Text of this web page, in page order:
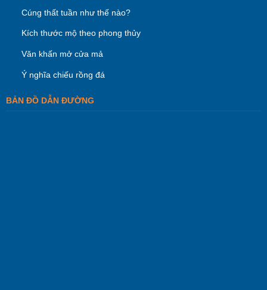
Cúng thất tuần như thế nào?
Kích thước mộ theo phong thủy
Văn khấn mở cửa mả
Ý nghĩa chiếu rồng đá
BẢN ĐỒ DẪN ĐƯỜNG